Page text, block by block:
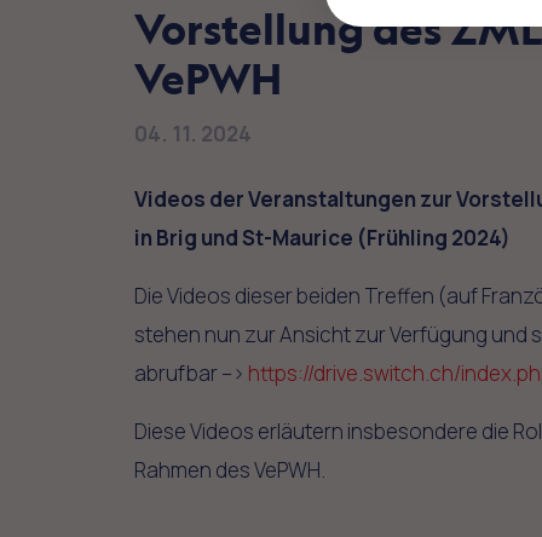
Vorstellung des
VePWH
04. 11. 2024
Videos der Veranstaltungen zur
in Brig und St-Maurice (Frühling 2024)
Die Videos dieser beiden Treffen (auf
stehen nun zur Ansicht zur Verfügung und
abrufbar –> https://drive.switch.ch/
Diese Videos erläutern insbesondere die
Rahmen des VePWH.